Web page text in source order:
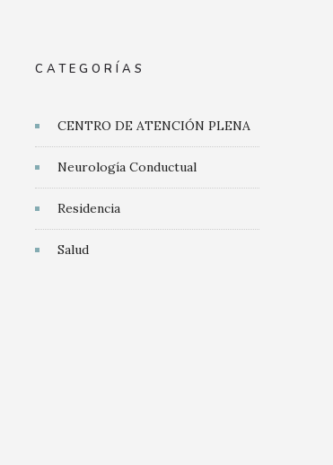
CATEGORÍAS
CENTRO DE ATENCIÓN PLENA
Neurología Conductual
Residencia
Salud